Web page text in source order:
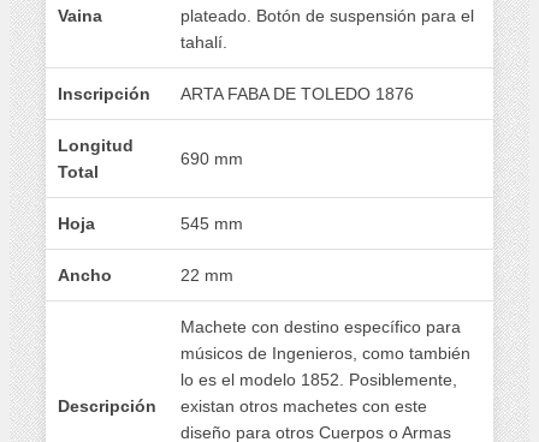
Vaina
plateado. Botón de suspensión para el
tahalí.
Inscripción ARTA FABA DE TOLEDO 1876
Longitud
Total
690 mm
Hoja 545 mm
Ancho 22 mm
Descripción
Machete con destino específico para
músicos de Ingenieros, como también
lo es el modelo 1852. Posiblemente,
existan otros machetes con este
diseño para otros Cuerpos o Armas